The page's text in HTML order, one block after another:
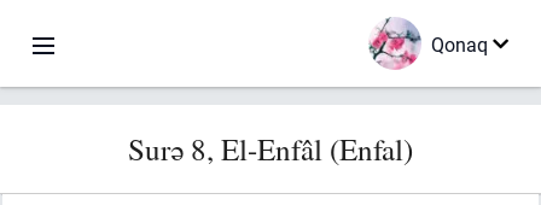
Qonaq
Surə 8, El-Enfâl (Enfal)